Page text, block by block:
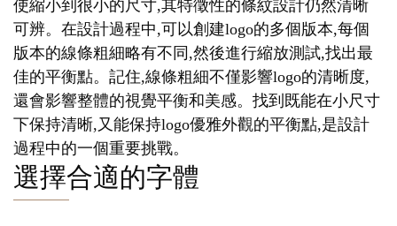
使縮小到很小的尺寸,其特徵性的條紋設計仍然清晰
可辨。在設計過程中,可以創建logo的多個版本,每個
版本的線條粗細略有不同,然後進行縮放測試,找出最
佳的平衡點。記住,線條粗細不僅影響logo的清晰度,
還會影響整體的視覺平衡和美感。找到既能在小尺寸
下保持清晰,又能保持logo優雅外觀的平衡點,是設計
過程中的一個重要挑戰。
選擇合適的字體